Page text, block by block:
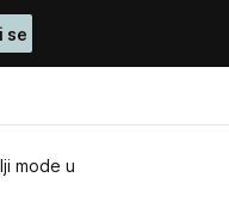
se
mode u